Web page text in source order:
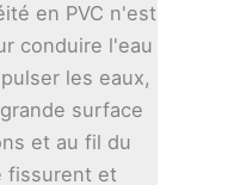
en PVC n'est
conduire l'eau
les eaux,
surface
et au fil du
fissurent et